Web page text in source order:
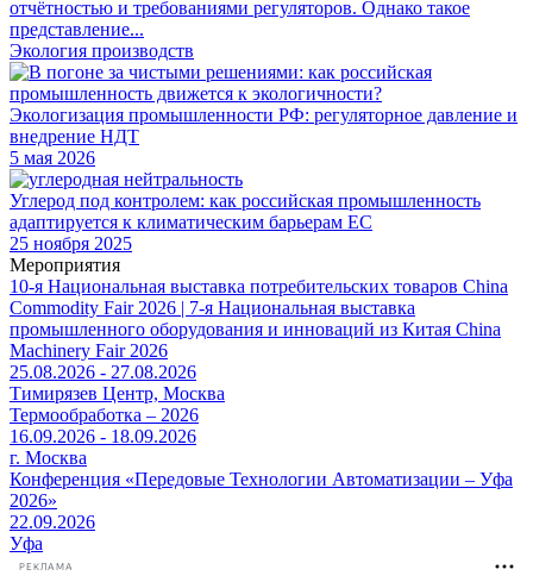
отчётностью и требованиями регуляторов. Однако такое
представление...
Экология производств
Экологизация промышленности РФ: регуляторное давление и
внедрение НДТ
5 мая 2026
Углерод под контролем: как российская промышленность
адаптируется к климатическим барьерам ЕС
25 ноября 2025
Мероприятия
10-я Национальная выставка потребительских товаров China
Commodity Fair 2026 | 7-я Национальная выставка
промышленного оборудования и инноваций из Китая China
Machinery Fair 2026
25.08.2026 - 27.08.2026
Тимирязев Центр, Москва
Термообработка – 2026
16.09.2026 - 18.09.2026
г. Москва
Конференция «Передовые Технологии Автоматизации – Уфа
2026»
22.09.2026
Уфа
РЕКЛАМА